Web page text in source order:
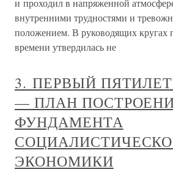
и проходил в напряженной
внутренними трудностями и
положением. В руководящих кругах
времени утвердилась не
3. ПЕРВЫЙ
— ПЛАН
ФУНДАМЕНТА
ЭКОНОМИКИ